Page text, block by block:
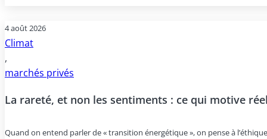
4 août 2026
Climat
,
marchés privés
La rareté, et non les sentiments : ce qui motive
Quand on entend parler de « transition énergétique », on pense à